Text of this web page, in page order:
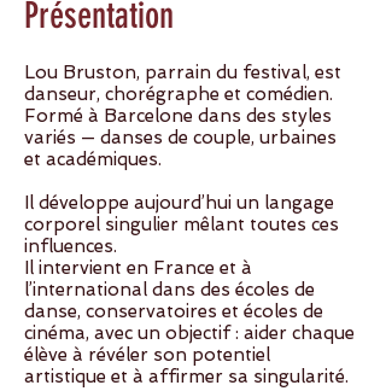
Présentation
Lou Bruston, parrain du festival, est
danseur, chorégraphe et comédien.
Formé à Barcelone dans des styles
variés — danses de couple, urbaines
et académiques.
Il développe aujourd’hui un langage
corporel singulier mêlant toutes ces
influences.
Il intervient en France et à
l’international dans des écoles de
danse, conservatoires et écoles de
cinéma, avec un objectif : aider chaque
élève à révéler son potentiel
artistique et à affirmer sa singularité.